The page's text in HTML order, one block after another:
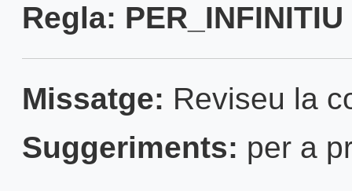
Regla: PER_INFINITIU
Missatge: Reviseu la
Suggeriments: per a